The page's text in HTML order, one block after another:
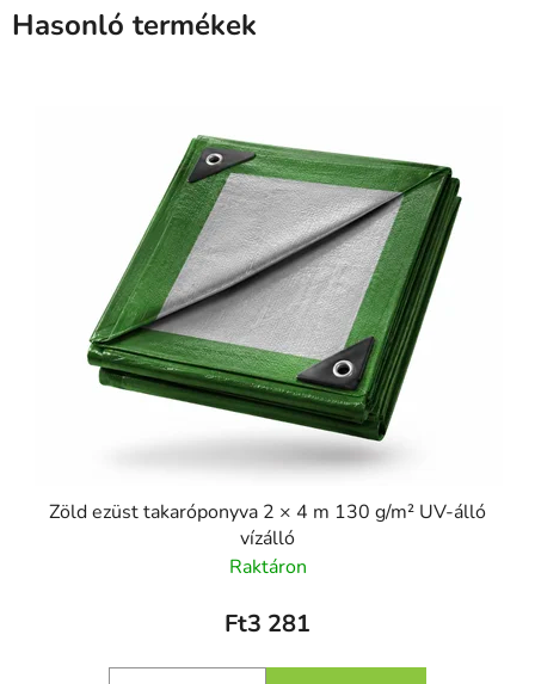
Hasonló termékek
Zöld ezüst takaróponyva 2 × 4 m 130 g/m² UV-álló
vízálló
Raktáron
Ft3 281